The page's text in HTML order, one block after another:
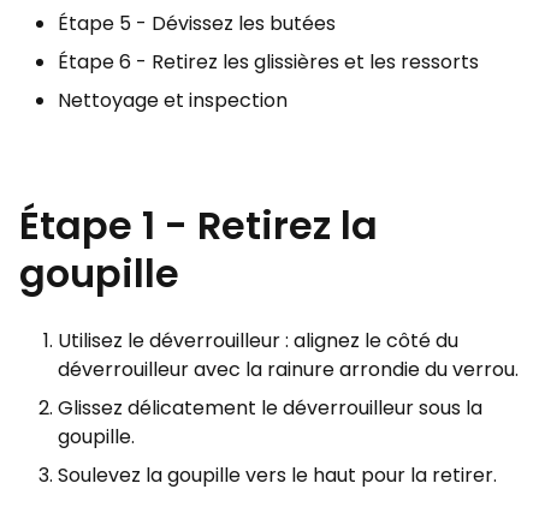
Étape 5 - Dévissez les butées
Étape 6 - Retirez les glissières et les ressorts
Nettoyage et inspection
Étape 1 - Retirez la
goupille
Utilisez le déverrouilleur : alignez le côté du
déverrouilleur avec la rainure arrondie du verrou.
Glissez délicatement le déverrouilleur sous la
goupille.
Soulevez la goupille vers le haut pour la retirer.